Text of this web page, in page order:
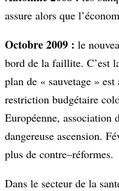
assure alors que
Octobre 2009 : le
bord de la faillite. C’est
plan de « sauvetage »
restriction budgétaire
Européenne, association
dangereuse ascension.
plus de contre–réformes.
Dans le secteur de la